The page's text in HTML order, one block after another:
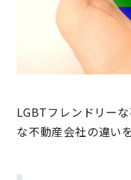
LGBTフレンドリー
な不動産会社の違い